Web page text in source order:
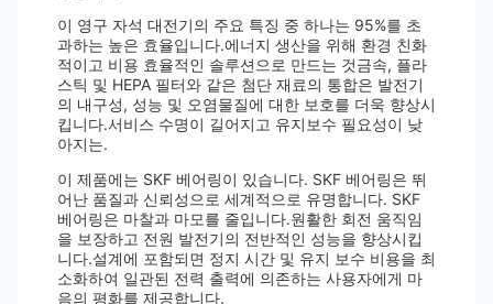
이 영구 자석 대전기의 주요 특징 중 하나는 95%를 초
과하는 높은 효율입니다.에너지 생산을 위해 환경 친화
적이고 비용 효율적인 솔루션으로 만드는 것금속, 플라
스틱 및 HEPA 필터와 같은 첨단 재료의 통합은 발전기
의 내구성, 성능 및 오염물질에 대한 보호를 더욱 향상시
킵니다.서비스 수명이 길어지고 유지보수 필요성이 낮
아지는.
이 제품에는 SKF 베어링이 있습니다. SKF 베어링은 뛰
어난 품질과 신뢰성으로 세계적으로 유명합니다. SKF
베어링은 마찰과 마모를 줄입니다.원활한 회전 움직임
을 보장하고 전원 발전기의 전반적인 성능을 향상시킵
니다.설계에 포함되면 정지 시간 및 유지 보수 비용을 최
소화하여 일관된 전력 출력에 의존하는 사용자에게 마
음의 평화를 제공합니다.